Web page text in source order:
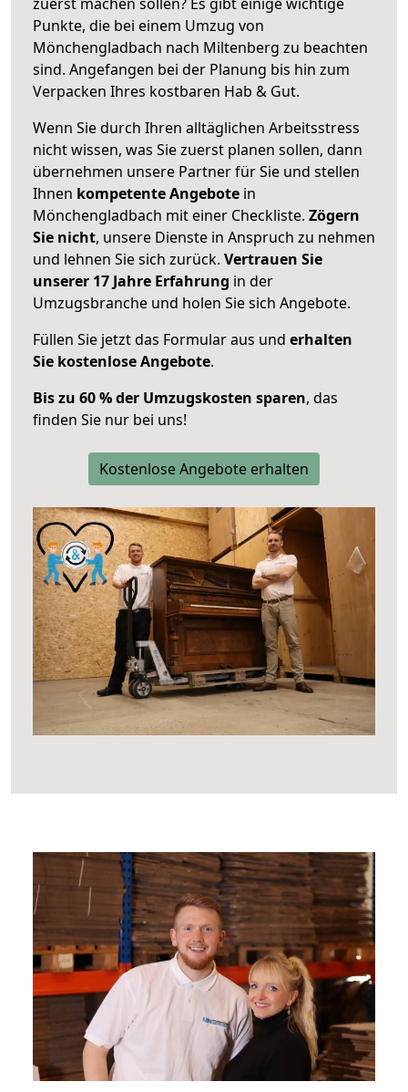
Punkte, die bei einem Umzug von
Mönchengladbach nach Miltenberg zu beachten
sind. Angefangen bei der Planung bis hin zum
Verpacken Ihres kostbaren Hab & Gut.
Wenn Sie durch Ihren alltäglichen Arbeitsstress
nicht wissen, was Sie zuerst planen sollen, dann
übernehmen unsere Partner für Sie und stellen
Ihnen kompetente Angebote in
Mönchengladbach mit einer Checkliste. Zögern
Sie nicht, unsere Dienste in Anspruch zu nehmen
und lehnen Sie sich zurück. Vertrauen Sie
unserer 17 Jahre Erfahrung in der
Umzugsbranche und holen Sie sich Angebote.
Füllen Sie jetzt das Formular aus und erhalten
Sie kostenlose Angebote.
Bis zu 60 % der Umzugskosten sparen, das
finden Sie nur bei uns!
Kostenlose Angebote erhalten